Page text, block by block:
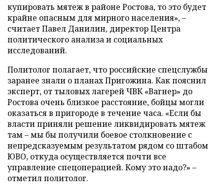
купировать мятеж в районе Ростова, то это будет
крайне опасным для мирного населения», –
считает Павел Данилин, директор Центра
политического анализа и социальных
исследований.
Политолог полагает, что российские спецслужбы
заранее знали о планах Пригожина. Как пояснил
эксперт, от тыловых лагерей ЧВК «Вагнер» до
Ростова очень близкое расстояние, бойцы могли
оказаться в пригороде в течение часа. «Если бы
власти приняли решение ликвидировать мятеж
там – мы бы получили боевое столкновение с
непредсказуемым результатом рядом со штабом
ЮВО, откуда осуществляется почти все
управление спецоперацией. Кому это надо?» –
отметил политолог.